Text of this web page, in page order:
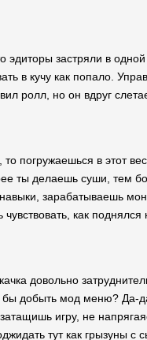
эдиторы застряли в
в кучу как попало.
ролл, но он вдруг
погружаешься в этот
ты делаешь суши, тем
зарабатываешь
как
довольно
бы добыть мод меню? Да-
игру, не
тут как грызуны с